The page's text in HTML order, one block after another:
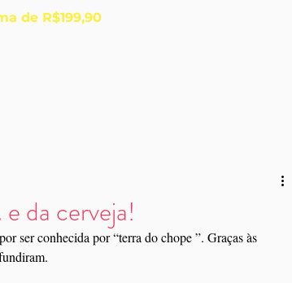
de R$199,90
da cerveja!
ser conhecida por “terra do chope ”. Graças às